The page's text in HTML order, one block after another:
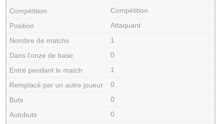
Compétition
Attaquant
1
0
1
0
0
0